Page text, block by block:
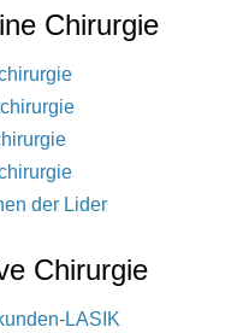
Chirurgie
der Lider
Chirurgie
LASIK